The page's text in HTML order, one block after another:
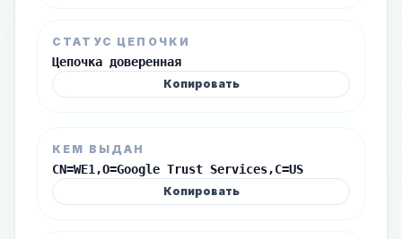
СТАТУС ЦЕПОЧКИ
Цепочка доверенная
Копировать
КЕМ ВЫДАН
CN=WE1,O=Google Trust Services,C=US
Копировать